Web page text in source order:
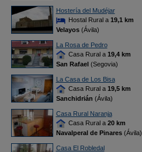
Hostería del Mudéjar
Hostal Rural a 19,1 km
Velayos(Ávila)
La Rosa de Pedro
Casa Rural a 19,4 km
San Rafael(Segovia)
La Casa de Los Bisa
Casa Rural a 19,5 km
Sanchidrián (Ávila)
Casa Rural Naranja
Casa Rural a 20 km
Navalperal de Pinares(Ávila)
Casa El Robledal